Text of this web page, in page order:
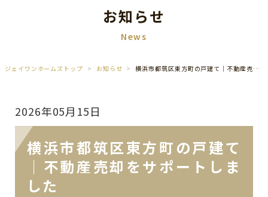
お知らせ
News
ジェイワンホームズトップ お知らせ 横浜市都筑区東方町の戸建て｜不動産売却をサポートしました
2026年05月15日
横浜市都筑区東方町の戸建て
｜不動産売却をサポートしま
した